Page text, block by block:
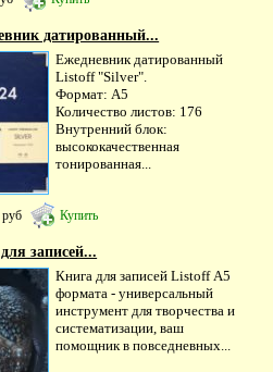
датированный...
Ежедневник датированный
Listoff "Silver".
Формат: А5
Количество листов: 176
Внутренний блок:
высококачественная
тонированная...
руб Купить
записей...
Книга для записей Listoff А5
формата - универсальный
инструмент для творчества и
систематизации, ваш
помощник в повседневных...